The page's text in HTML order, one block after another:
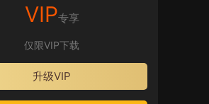
VIP专享
仅限VIP下载
升级VIP